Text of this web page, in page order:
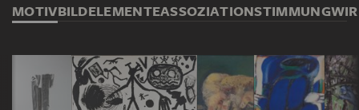
MOTIVBILDELEMENTEASSOZIATIONSTIMMUNG